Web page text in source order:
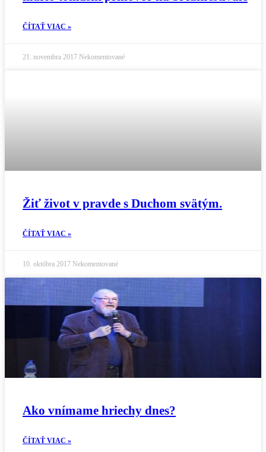
ČÍTAŤ VIAC »
21. novembra 2017 Nekomentované
Žiť život v pravde s Duchom svätým.
ČÍTAŤ VIAC »
10. októbra 2017 Nekomentované
Ako vnímame hriechy dnes?
ČÍTAŤ VIAC »